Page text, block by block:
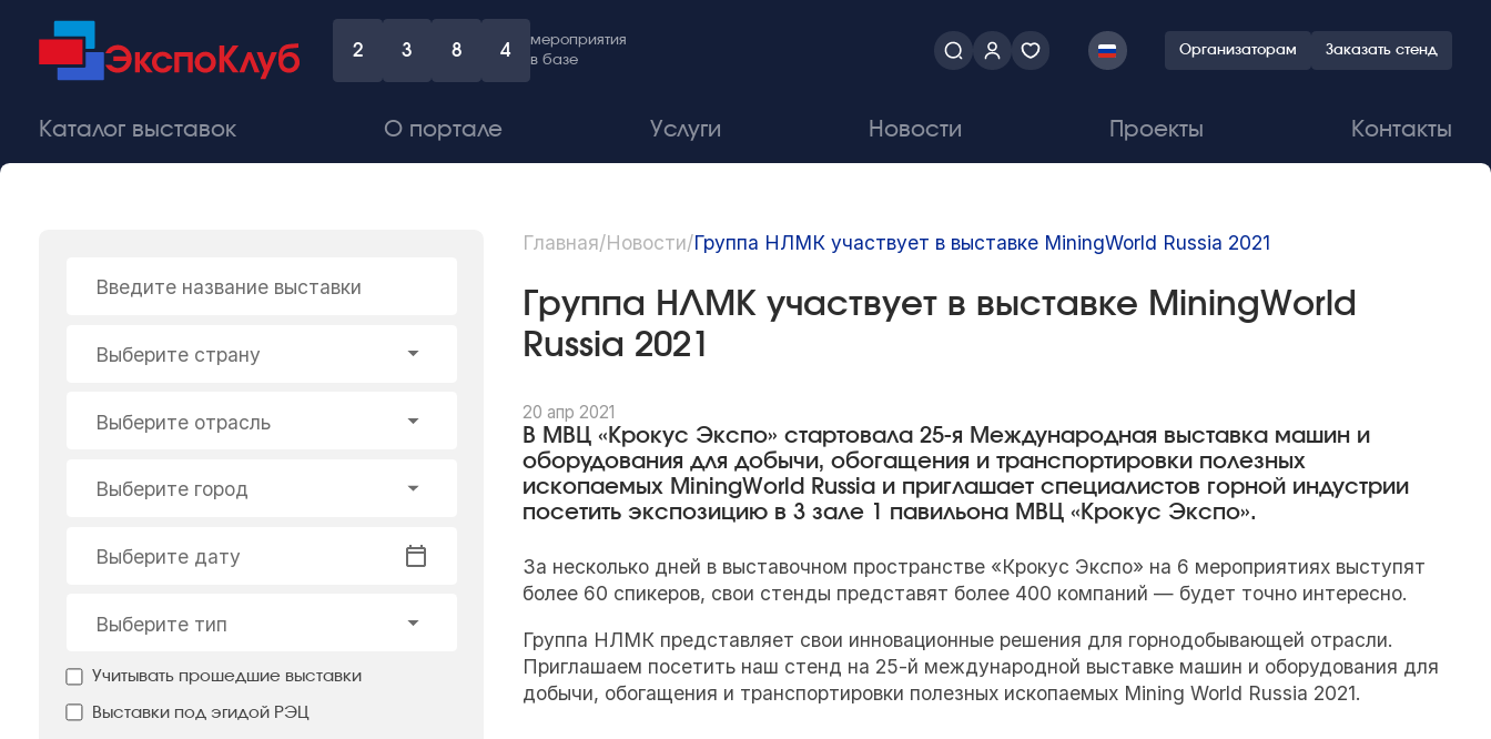
2 3 8 4
мероприятия
в базе
Организаторам Заказать стенд
Каталог выставок О портале Услуги Новости Проекты Контакты
Введите название выставки
Выберите страну
Выберите отрасль
Выберите город
Выберите дату
Выберите тип
Учитывать прошедшие выставки
Выставки под эгидой РЭЦ
Главная/Новости/Группа НЛМК участвует в выставке MiningWorld Russia 2021
Группа НЛМК участвует в выставке MiningWorld
Russia 2021
20 апр 2021
В МВЦ «Крокус Экспо» стартовала 25-я Международная выставка машин и
оборудования для добычи, обогащения и транспортировки полезных
ископаемых MiningWorld Russia и приглашает специалистов горной индустрии
посетить экспозицию в 3 зале 1 павильона МВЦ «Крокус Экспо».
За несколько дней в выставочном пространстве «Крокус Экспо» на 6 мероприятиях выступят
более 60 спикеров, свои стенды представят более 400 компаний — будет точно интересно.
Группа НЛМК представляет свои инновационные решения для горнодобывающей отрасли.
Приглашаем посетить наш стенд на 25-й международной выставке машин и оборудования для
добычи, обогащения и транспортировки полезных ископаемых Mining World Russia 2021.